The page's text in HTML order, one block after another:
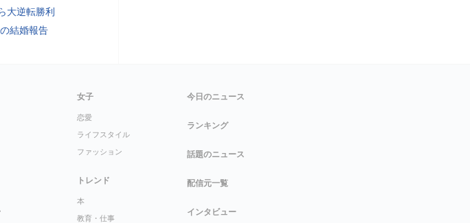
大逆転勝利
結婚報告
女子
恋愛
ライフスタイル
ファッション
トレンド
本
教育・仕事
今日のニュース
ランキング
話題のニュース
配信元一覧
インタビュー